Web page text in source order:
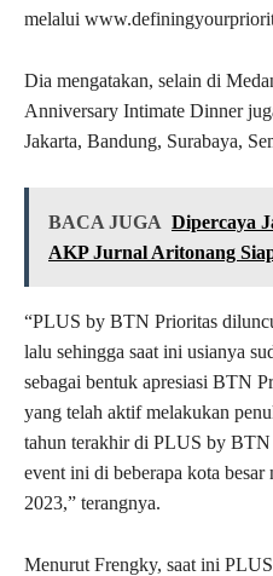
melalui
Dia mengatakan, selain di
Anniversary Intimate Dinner
Jakarta, Bandung, Surabaya,
BACA JUGA Dipercaya
AKP Jurnal Aritonang
“PLUS by BTN Prioritas
lalu sehingga saat ini usianya
sebagai bentuk apresiasi BTN
yang telah aktif melakukan
tahun terakhir di PLUS by BTN
event ini di beberapa kota
2023,” terangnya.
Menurut Frengky, saat ini